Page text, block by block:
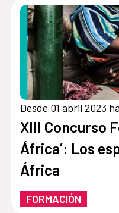
Desde 01 abril 2023
XIII Concurso
África’: Los
África
FORMACIÓN